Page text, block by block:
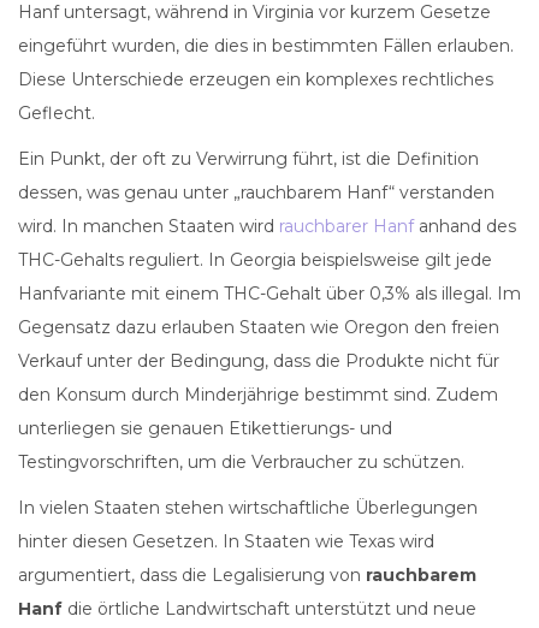
Hanf untersagt, während in Virginia vor kurzem Gesetze
eingeführt wurden, die dies in bestimmten Fällen erlauben.
Diese Unterschiede erzeugen ein komplexes rechtliches
Geflecht.
Ein Punkt, der oft zu Verwirrung führt, ist die Definition
dessen, was genau unter „rauchbarem Hanf“ verstanden
wird. In manchen Staaten wird rauchbarer Hanfanhand des
THC-Gehalts reguliert. In Georgia beispielsweise gilt jede
Hanfvariante mit einem THC-Gehalt über 0,3% als illegal. Im
Gegensatz dazu erlauben Staaten wie Oregon den freien
Verkauf unter der Bedingung, dass die Produkte nicht für
den Konsum durch Minderjährige bestimmt sind. Zudem
unterliegen sie genauen Etikettierungs- und
Testingvorschriften, um die Verbraucher zu schützen.
In vielen Staaten stehen wirtschaftliche Überlegungen
hinter diesen Gesetzen. In Staaten wie Texas wird
argumentiert, dass die Legalisierung von rauchbarem
Hanf die örtliche Landwirtschaft unterstützt und neue